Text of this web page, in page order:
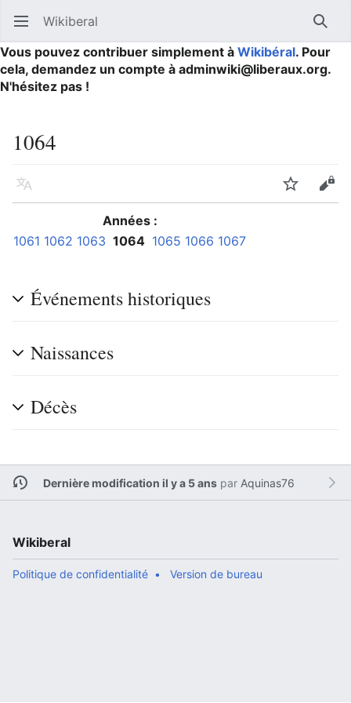
Ouvrir le menu principal Wikiberal
Vous pouvez contribuer simplement à Wikibéral. Pour
cela, demandez un compte à adminwiki@liberaux.org.
N'hésitez pas !
1064
Langue Suivre
Années :
1061 1062 1063 1064 1065 1066 1067
Événements historiques
Naissances
Décès
Dernière modification il y a 5 anspar Aquinas76
Wikiberal
Politique de confidentialité Version de bureau